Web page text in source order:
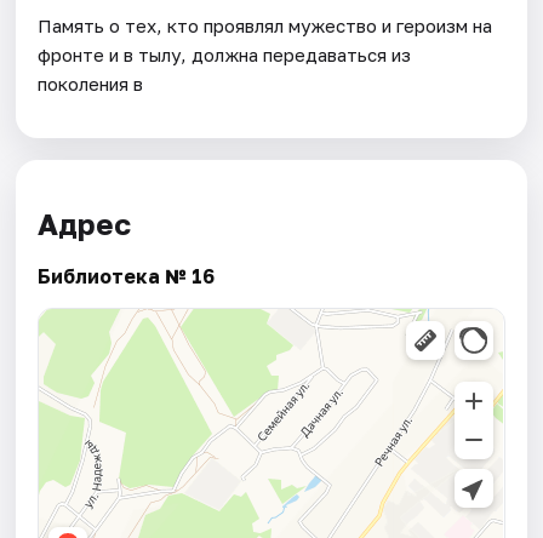
Память о тех, кто проявлял мужество и героизм на
фронте и в тылу, должна передаваться из
поколения в
Адрес
Библиотека № 16